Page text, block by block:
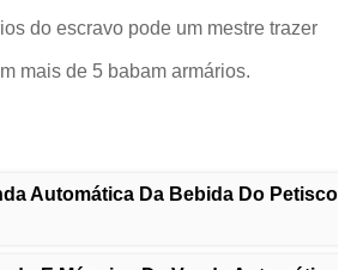
do escravo pode um mestre trazer
mais de 5 babam armários.
Automática Da Bebida Do Petisco